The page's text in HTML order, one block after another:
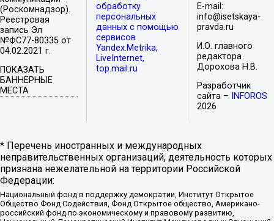
(Роскомнадзор).
Реестровая
запись Эл
№ФС77-80335 от
04.02.2021 г.
ПОКАЗАТЬ
БАННЕРНЫЕ
МЕСТА
обработку
персональных
данных с помощью
сервисов
Yandex.Metrika,
LiveInternet,
top.mail.ru
E-mail:
info@isetskaya-
pravda.ru
И.О. главного
редактора
Дорохова Н.В.
Разработчик
сайта –
INFOROS
2026
* Перечень иностранных и международных
неправительственных организаций, деятельность которых
признана нежелательной на территории Российской
Федерации:
Национальный фонд в поддержку демократии, Институт Открытое
Общество Фонд Содействия, Фонд Открытое общество, Американо-
российский фонд по экономическому и правовому развитию,